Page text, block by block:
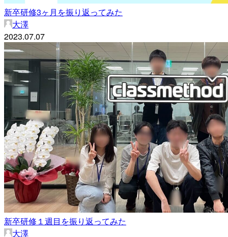
新卒研修3ヶ月を振り返ってみた
大澤
2023.07.07
新卒研修１週目を振り返ってみた
大澤